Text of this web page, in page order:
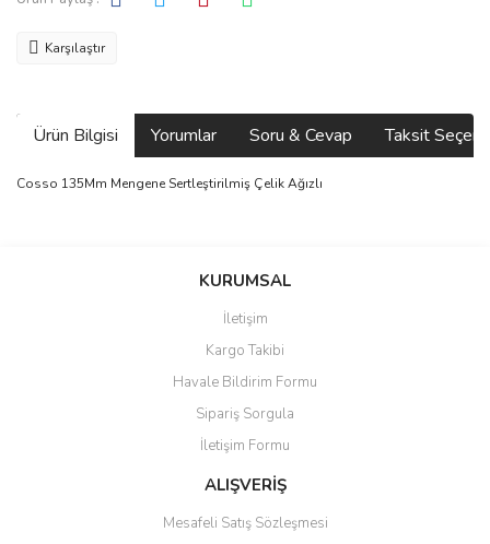
Karşılaştır
Ürün Bilgisi Yorumlar Soru & Cevap Taksit
Cosso 135Mm Mengene Sertleştirilmiş Çelik Ağızlı
Bu ürüne ilk yorumu siz yapın!
Ürün hakkında henüz soru sorulmamış.
Ürün resmi kalitesiz, bozuk veya görüntülenemiyor.
Ürün açıklamasında eksik bilgiler bulunuyor.
Ürün bilgilerinde hatalar bulunuyor.
Ürün fiyatı diğer sitelerden daha pahalı.
Bu ürüne benzer farklı alternatifler olmalı.
KURUMSAL
İletişim
Kargo Takibi
Havale Bildirim Formu
Sipariş Sorgula
İletişim Formu
ALIŞVERİŞ
Mesafeli Satış Sözleşmesi